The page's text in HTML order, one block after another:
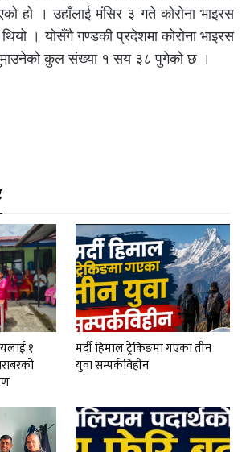
हो । उहाँलाई मंसिर ३ गते कोरोना भाइरस
। योसँगै गण्डकी प्रदेशमा कोरोना भाइरस
कुल संख्या १ सय ३८ पुगेको छ ।
१
मर्दी हिमाल ट्रेकिङमा गएका तीन
युवा सम्पर्कविहीन